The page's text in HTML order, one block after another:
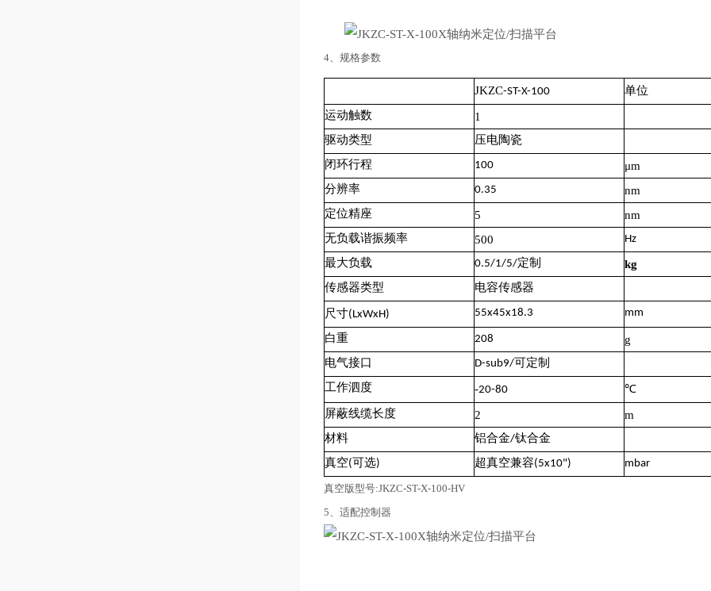
4、规格参数
JKZC-ST-X-100 单位
运动触数 1
驱动类型 压电陶瓷
闭环行程 100 μm
分辨率 0.35 nm
定位精座 5 nm
无负载谐振频率 500 Hz
最大负载 0.5/1/5/定制 kg
传感器类型 电容传感器
尺 寸(LxWxH) 55x45x18.3 mm
白重 208 g
电气接口 D-sub9/可定制
工作泗度 -20-80 ℃
屏蔽线缆长度 2 m
材料 铝合金/钛合金
真空(可选) 超真空兼容(5x10") mbar
真空版型号:JKZC-ST-X-100-HV
5、适配控制器